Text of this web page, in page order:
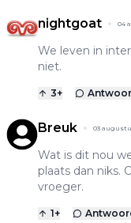
nightgoat 04
We leven in
niet.
3+
Breuk 03
Wat is dit nou
plaats dan niks.
vroeger.
1+